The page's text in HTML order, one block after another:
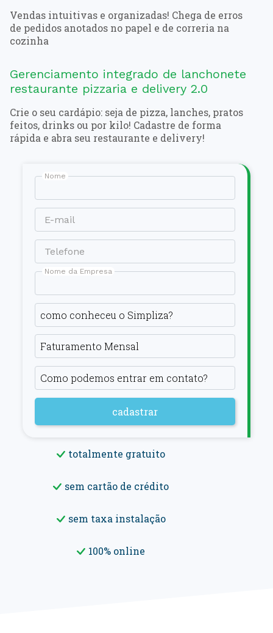
Vendas intuitivas e organizadas! Chega de erros
de pedidos anotados no papel e de correria na
cozinha
Gerenciamento integrado de lanchonete
restaurante pizzaria e delivery 2.0
Crie o seu cardápio: seja de pizza, lanches, pratos
feitos, drinks ou por kilo! Cadastre de forma
rápida e abra seu restaurante e delivery!
Nome
E-mail
Telefone
Nome da Empresa
cadastrar
totalmente gratuito
sem cartão de crédito
sem taxa instalação
100% online